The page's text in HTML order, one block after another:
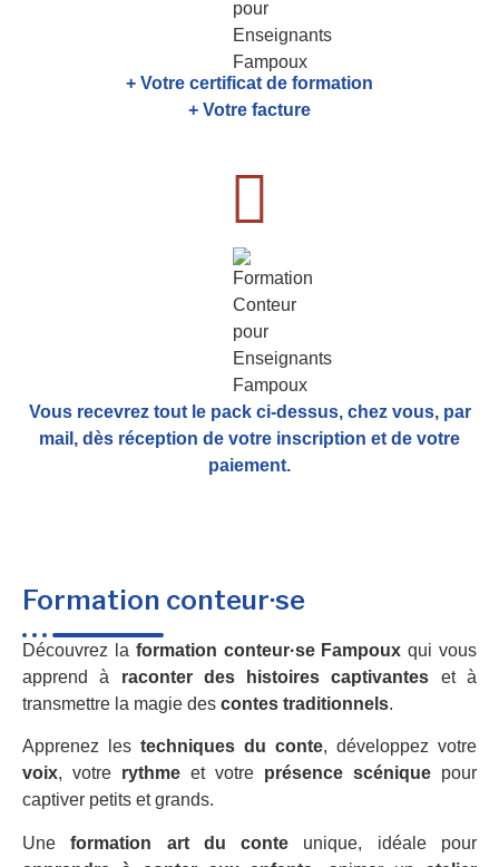
+ Votre certificat de formation
+ Votre facture
Vous recevrez tout le pack ci-dessus, chez vous, par
mail, dès réception de votre inscription et de votre
paiement.
Formation conteur·se
Découvrez la formation conteur·se Fampoux qui vous
apprend à raconter des histoires captivantes et à
transmettre la magie des contes traditionnels.
Apprenez les techniques du conte, développez votre
voix, votre rythme et votre présence scénique pour
captiver petits et grands.
Uneformation art du conte unique, idéale pour